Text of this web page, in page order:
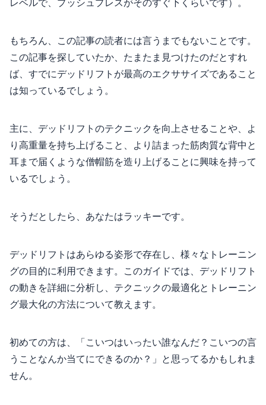
もちろん、この記事の読者には言うまでもないことです。
この記事を探していたか、たまたま見つけたのだとすれ
ば、すでにデッドリフトが最高のエクササイズであること
は知っているでしょう。
主に、デッドリフトのテクニックを向上させることや、よ
り高重量を持ち上げること、より詰まった筋肉質な背中と
耳まで届くような僧帽筋を造り上げることに興味を持って
いるでしょう。
そうだとしたら、あなたはラッキーです。
デッドリフトはあらゆる姿形で存在し、様々なトレーニン
グの目的に利用できます。このガイドでは、デッドリフト
の動きを詳細に分析し、テクニックの最適化とトレーニン
グ最大化の方法について教えます。
初めての方は、「こいつはいったい誰なんだ？こいつの言
うことなんか当てにできるのか？」と思ってるかもしれま
せん。